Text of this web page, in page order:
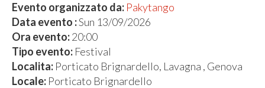
Evento organizzato da: Pakytango
Data evento :Sun 13/09/2026
Ora evento:20:00
Tipo evento: Festival
Localita: Porticato Brignardello, Lavagna , Genova
Locale: Porticato Brignardello